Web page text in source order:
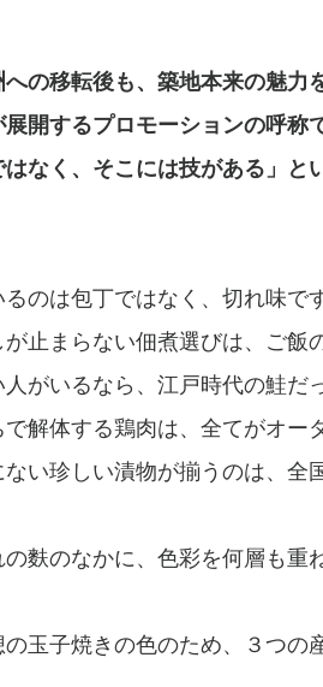
への移転後も、築地本来の魅力
開するプロモーションの呼称
はなく、そこには技がある」と
のは包丁ではなく、切れ味で
止まらない佃煮選びは、ご飯
がいるなら、江戸時代の鮭だ
解体する鶏肉は、全てがオー
ない珍しい漬物が揃うのは、全
の麩のなかに、色彩を何層も重
の玉子焼きの色のため、３つの